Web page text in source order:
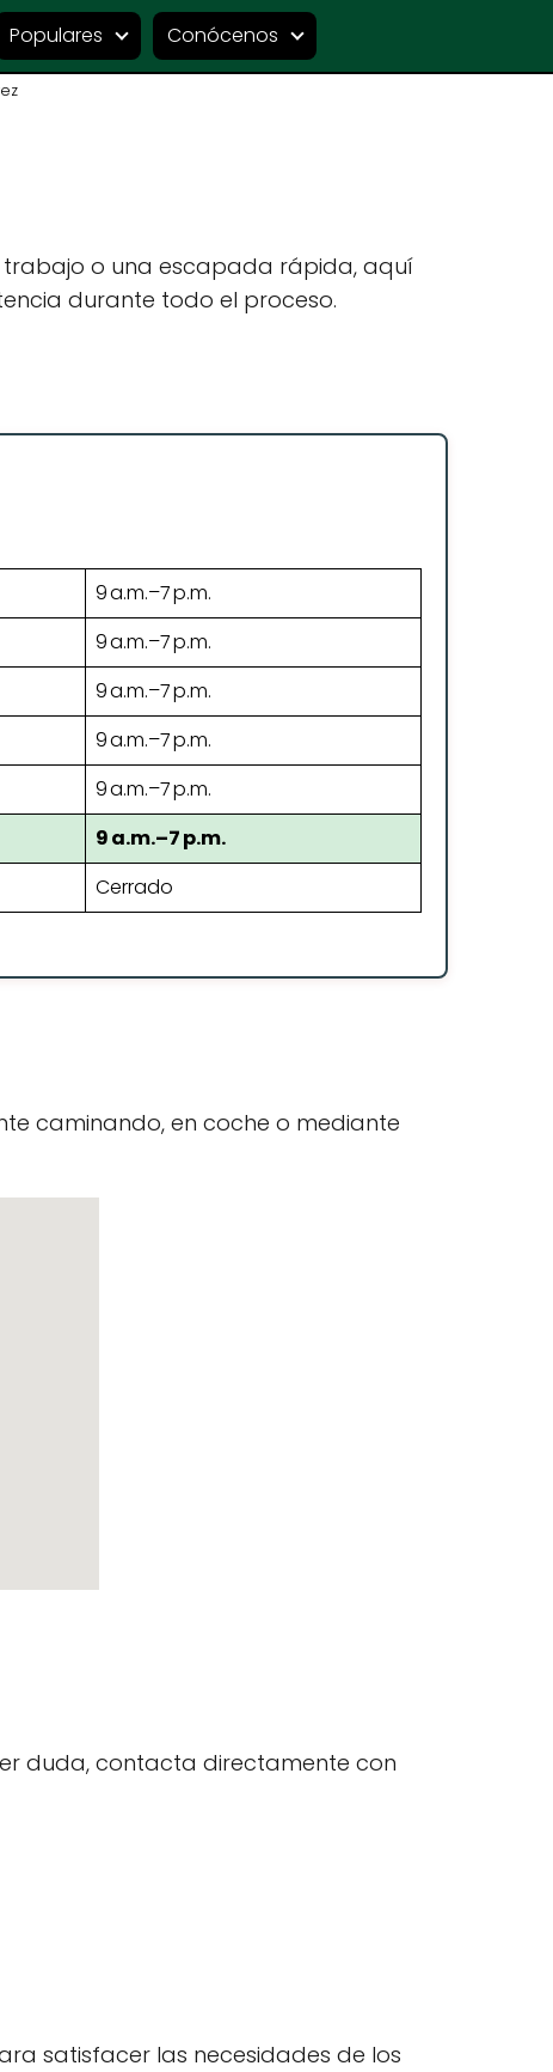
Populares Conócenos
o una escapada rápida, aquí
durante todo el proceso.
9 a.m.–7 p.m.
9 a.m.–7 p.m.
9 a.m.–7 p.m.
9 a.m.–7 p.m.
9 a.m.–7 p.m.
9 a.m.–7 p.m.
Cerrado
caminando, en coche o mediante
duda, contacta directamente con
satisfacer las necesidades de los